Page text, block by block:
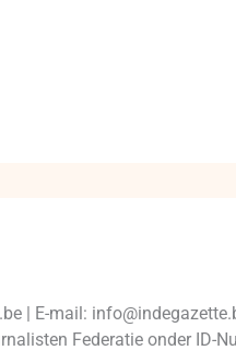
| E-mail:
Federatie onder ID-